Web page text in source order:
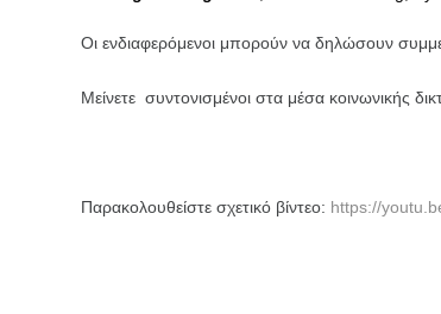
Οι ενδιαφερόμενοι μπορούν να δηλώσουν
Μείνετε συντονισμένοι στα μέσα κοινωνικής
Παρακολουθείστε σχετικό βίντεο: https://